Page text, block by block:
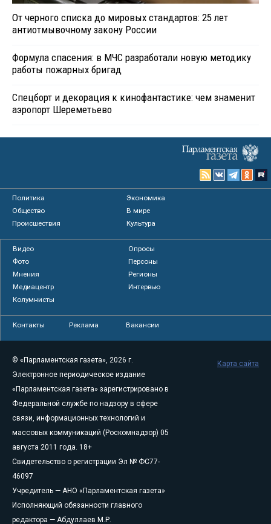
От черного списка до мировых стандартов: 25 лет
антиотмывочному закону России
Формула спасения: в МЧС разработали новую методику
работы пожарных бригад
Спецборт и декорация к кинофантастике: чем знаменит
аэропорт Шереметьево
Политика
Экономика
Общество
В мире
Происшествия
Культура
Видео
Опросы
Фото
Персоны
Мнения
Регионы
Медиацентр
Интервью
Колумнисты
Контакты Реклама Вакансии
© «Парламентская газета», 2026 г.
Электронное периодическое издание
«Парламентская газета» зарегистрировано в
Федеральной службе по надзору в сфере
связи, информационных технологий и
массовых коммуникаций (Роскомнадзор) 05
августа 2011 года. 18+
Свидетельство о регистрации Эл № ФС77-
46097
Учредитель — АНО «Парламентская газета»
Исполняющий обязанности главного
редактора — Абдуллаев М.Р.
Карта сайта